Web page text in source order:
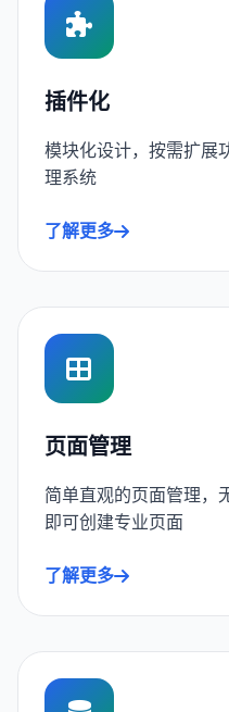
插件化
模块化设计，按需扩展
理系统
了解更多
页面管理
简单直观的页面管理，
即可创建专业页面
了解更多